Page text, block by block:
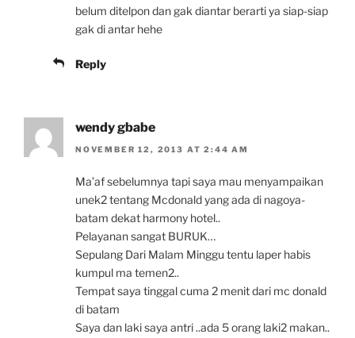
belum ditelpon dan gak diantar berarti ya siap-siap
gak di antar hehe
Reply
wendy gbabe
NOVEMBER 12, 2013 AT 2:44 AM
Ma’af sebelumnya tapi saya mau menyampaikan
unek2 tentang Mcdonald yang ada di nagoya-
batam dekat harmony hotel..
Pelayanan sangat BURUK…
Sepulang Dari Malam Minggu tentu laper habis
kumpul ma temen2..
Tempat saya tinggal cuma 2 menit dari mc donald
di batam
Saya dan laki saya antri ..ada 5 orang laki2 makan..